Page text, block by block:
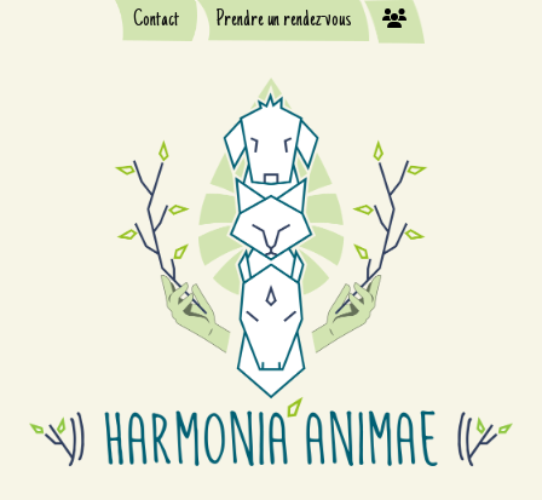
Contact Prendre un rendez-vous